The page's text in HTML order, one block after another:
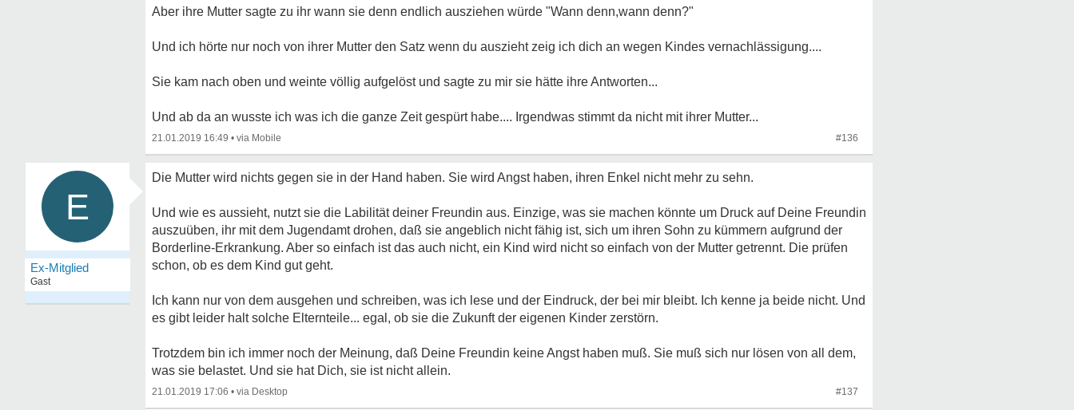
Aber ihre Mutter sagte zu ihr wann sie denn endlich ausziehen würde "Wann denn,wann denn?"
Und ich hörte nur noch von ihrer Mutter den Satz wenn du auszieht zeig ich dich an wegen Kindes vernachlässigung....
Sie kam nach oben und weinte völlig aufgelöst und sagte zu mir sie hätte ihre Antworten...
Und ab da an wusste ich was ich die ganze Zeit gespürt habe.... Irgendwas stimmt da nicht mit ihrer Mutter...
21.01.2019 16:49 • #136
E
Ex-Mitglied
Gast
Die Mutter wird nichts gegen sie in der Hand haben. Sie wird Angst haben, ihren Enkel nicht mehr zu sehn.
Und wie es aussieht, nutzt sie die Labilität deiner Freundin aus. Einzige, was sie machen könnte um Druck auf Deine Freundin
auszuüben, ihr mit dem Jugendamt drohen, daß sie angeblich nicht fähig ist, sich um ihren Sohn zu kümmern aufgrund der
Borderline-Erkrankung. Aber so einfach ist das auch nicht, ein Kind wird nicht so einfach von der Mutter getrennt. Die prüfen
schon, ob es dem Kind gut geht.
Ich kann nur von dem ausgehen und schreiben, was ich lese und der Eindruck, der bei mir bleibt. Ich kenne ja beide nicht. Und
es gibt leider halt solche Elternteile... egal, ob sie die Zukunft der eigenen Kinder zerstörn.
Trotzdem bin ich immer noch der Meinung, daß Deine Freundin keine Angst haben muß. Sie muß sich nur lösen von all dem,
was sie belastet. Und sie hat Dich, sie ist nicht allein.
21.01.2019 17:06 • #137